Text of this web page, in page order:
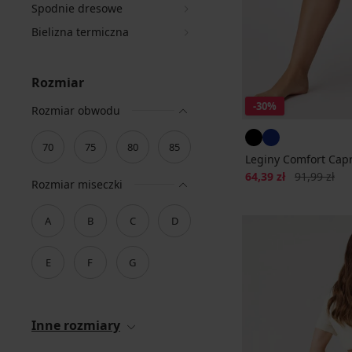
Spodnie dresowe
Bielizna termiczna
Rozmiar
Rozmiar obwodu
70 75 80 85
Rozmiar miseczki
A B C D
E F G
Inne rozmiary
-30%
Leginy Comfort
Zniżka
64,39 zł Pierwotna
91,99 zł